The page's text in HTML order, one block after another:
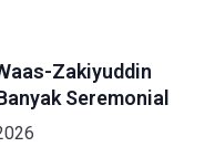
Zakiyuddin
Seremonial